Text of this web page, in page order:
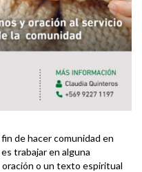
de hacer comunidad en
trabajar en alguna
oración o un texto espiritual